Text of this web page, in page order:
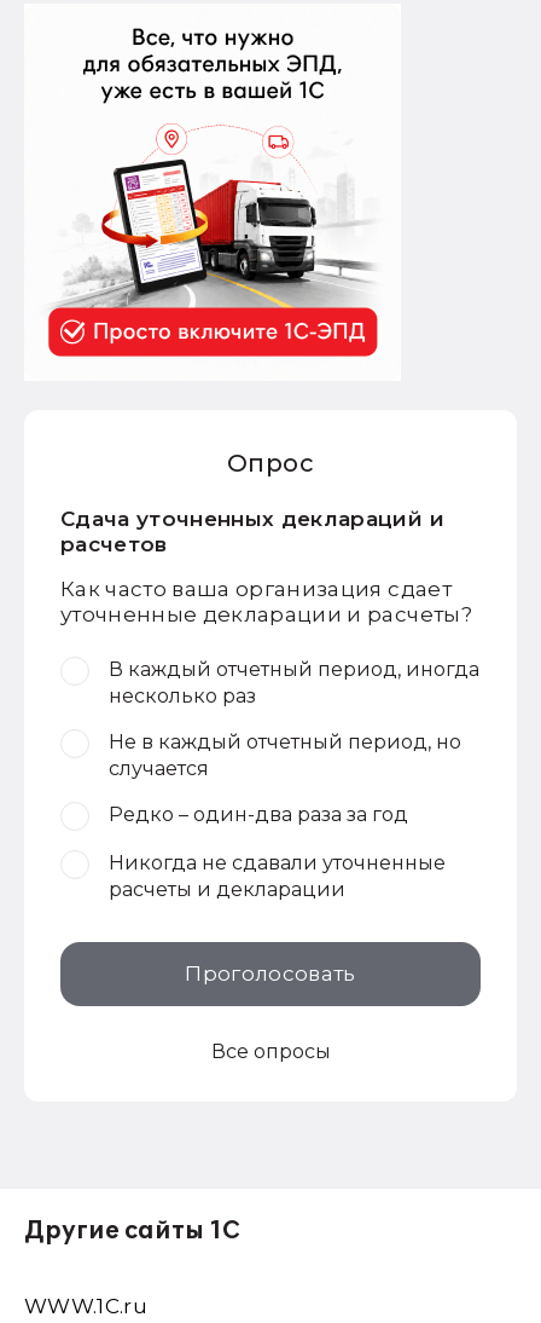
Опрос
Сдача уточненных деклараций и
расчетов
Как часто ваша организация сдает
уточненные декларации и расчеты?
В каждый отчетный период, иногда
несколько раз
Не в каждый отчетный период, но
случается
Редко – один-два раза за год
Никогда не сдавали уточненные
расчеты и декларации
Проголосовать
Все опросы
Другие сайты 1С
WWW.1С.ru